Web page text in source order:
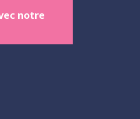
notre